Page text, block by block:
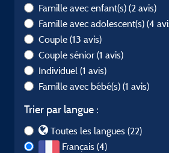
Famille avec enfant(s) (2 avis)
Famille avec adolescent(s) (4
Couple (13 avis)
Couple sénior (1 avis)
Individuel (1 avis)
Famille avec bébé(s) (1 avis)
Trier par langue :
Toutes les langues (22)
Français (4)